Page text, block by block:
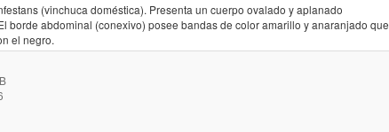
(vinchuca doméstica). Presenta un cuerpo ovalado y aplanado
borde abdominal (conexivo) posee bandas de color amarillo y anaranjado que
el negro.